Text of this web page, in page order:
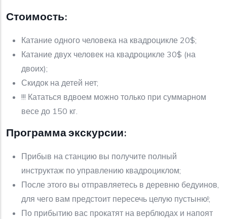
Стоимость:
Катание одного человека на квадроцикле 20$;
Катание двух человек на квадроцикле 30$ (на
двоих);
Скидок на детей нет;
!!! Кататься вдвоем можно только при суммарном
весе до 150 кг.
Программа экскурсии:
Прибыв на станцию вы получите полный
инструктаж по управлению квадроциклом;
После этого вы отправляетесь в деревню бедуинов,
для чего вам предстоит пересечь целую пустыню!;
По прибытию вас прокатят на верблюдах и напоят